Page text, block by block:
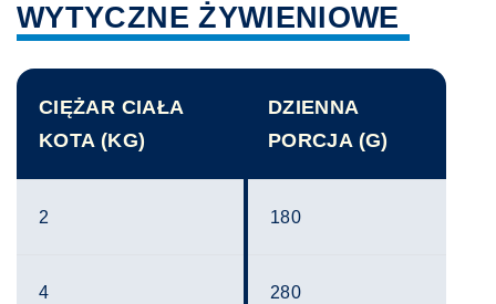
WYTYCZNE ŻYWIENIOWE
CIĘŻAR CIAŁA
KOTA (KG)
DZIENNA
PORCJA (G)
2 180
4 280